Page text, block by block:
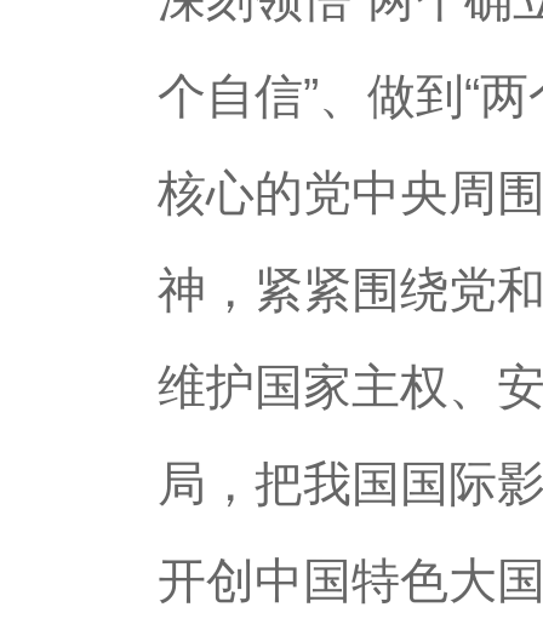
个自信”、做到“
核心的党中央周
神，紧紧围绕党
维护国家主权、
局，把我国国际
开创中国特色大